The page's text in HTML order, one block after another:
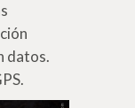
datos.